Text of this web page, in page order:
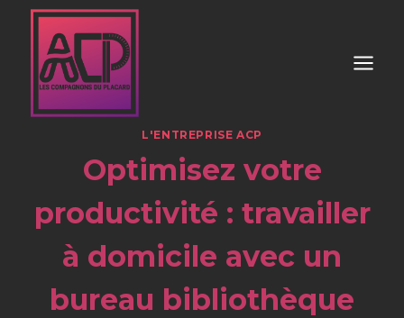
Aller
contenu
L'ENTREPRISE ACP
Optimisez votre
productivité : travailler
à domicile avec un
bureau bibliothèque